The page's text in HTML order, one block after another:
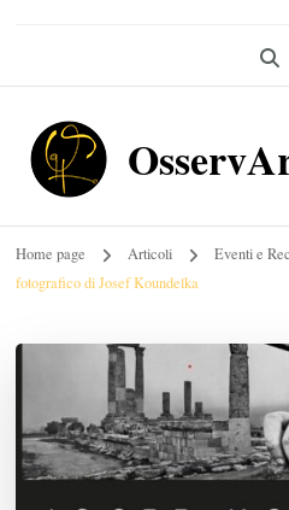
Home page Articoli Eventi e
fotografico di Josef Koundelka